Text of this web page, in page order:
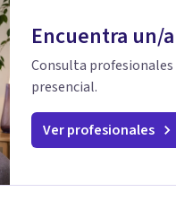
Encuentra un/
Consulta
presencial.
Ver profesionales